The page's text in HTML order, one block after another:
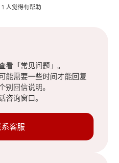
1 人觉得有帮助
看「常见问题」。
能需要一些时间才能回复
别回信说明。
咨询窗口。
客服